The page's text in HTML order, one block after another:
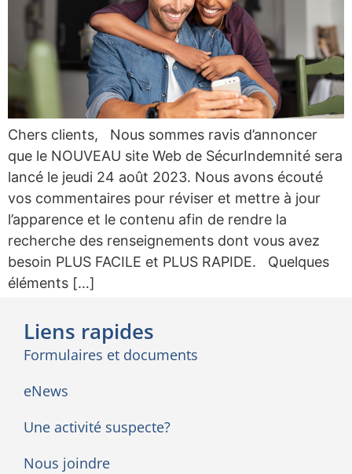
Chers clients, Nous sommes ravis d’annoncer
que le NOUVEAU site Web de SécurIndemnité sera
lancé le jeudi 24 août 2023. Nous avons écouté
vos commentaires pour réviser et mettre à jour
l’apparence et le contenu afin de rendre la
recherche des renseignements dont vous avez
besoin PLUS FACILE et PLUS RAPIDE. Quelques
éléments […]
Liens rapides
Formulaires et documents
eNews
Une activité suspecte?
Nous joindre